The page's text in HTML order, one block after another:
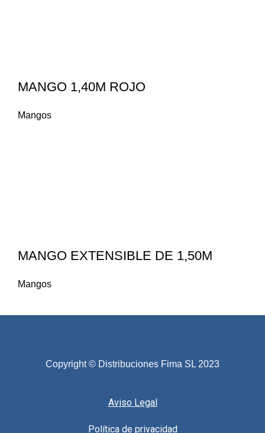
MANGO 1,40M ROJO
Mangos
MANGO EXTENSIBLE DE 1,50M
Mangos
Copyright © Distribuciones Fima SL 2023
Aviso Legal
Política de privacidad